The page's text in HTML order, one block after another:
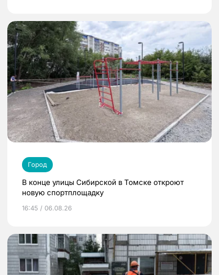
Город
В конце улицы Сибирской в Томске откроют
новую спортплощадку
16:45 / 06.08.26